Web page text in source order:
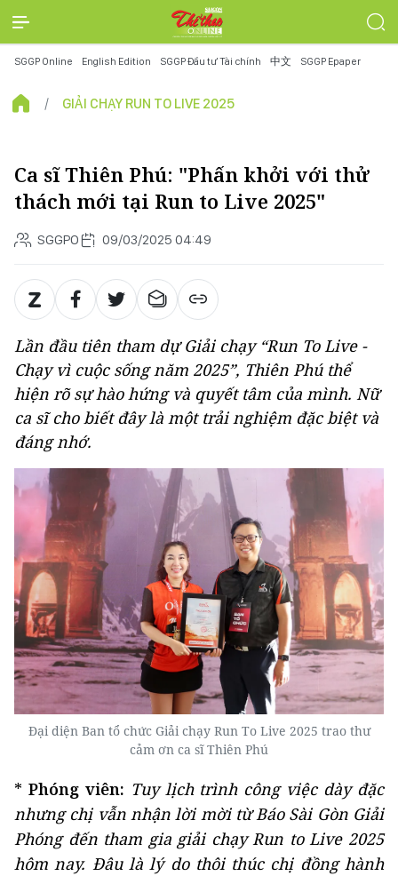
SGGP Online English Edition SGGP Đầu tư Tài chính 中文 SGGP Epaper
GIẢI CHẠY RUN TO LIVE 2025
Ca sĩ Thiên Phú: "Phấn khởi với thử
thách mới tại Run to Live 2025"
SGGPO 09/03/2025 04:49
Lần đầu tiên tham dự Giải chạy “Run To Live -
Chạy vì cuộc sống năm 2025”, Thiên Phú thể
hiện rõ sự hào hứng và quyết tâm của mình. Nữ
ca sĩ cho biết đây là một trải nghiệm đặc biệt và
đáng nhớ.
Đại diện Ban tổ chức Giải chạy Run To Live 2025 trao thư
cảm ơn ca sĩ Thiên Phú
* Phóng viên: Tuy lịch trình công việc dày đặc
nhưng chị vẫn nhận lời mời từ Báo Sài Gòn Giải
Phóng đến tham gia giải chạy Run to Live 2025
hôm nay. Đâu là lý do thôi thúc chị đồng hành